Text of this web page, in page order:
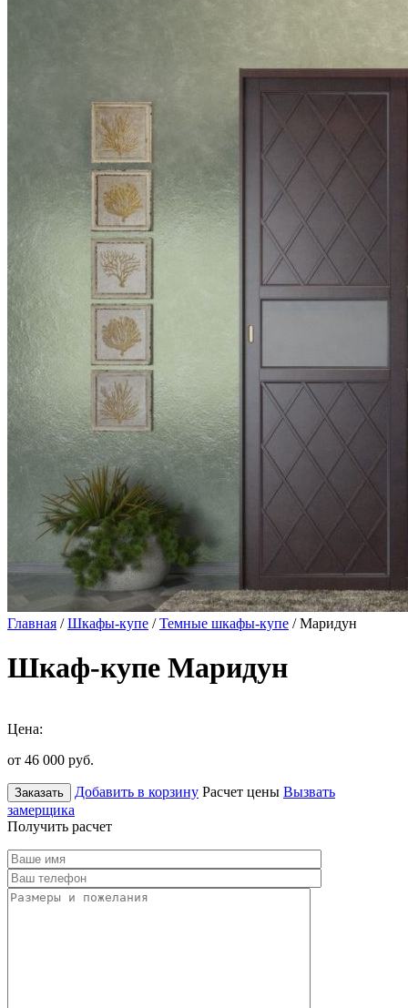
Главная /Шкафы-купе /Темные шкафы-купе / Маридун
Шкаф-купе Маридун
Цена:
от 46 000 руб.
Заказать Добавить в корзину Расчет цены Вызвать
замерщика
Получить расчет